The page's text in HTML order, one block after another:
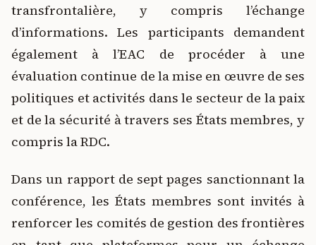
transfrontalière, y compris l’échange
d’informations. Les participants demandent
également à l’EAC de procéder à une
évaluation continue de la mise en œuvre de ses
politiques et activités dans le secteur de la paix
et de la sécurité à travers ses États membres, y
compris la RDC.
Dans un rapport de sept pages sanctionnant la
conférence, les États membres sont invités à
renforcer les comités de gestion des frontières